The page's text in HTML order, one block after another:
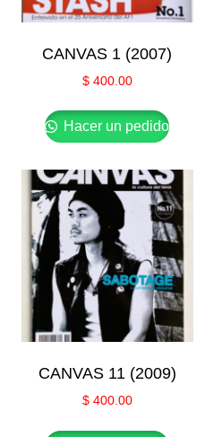
CANVAS 1 (2007)
$400.00
Hacer un pedido
CANVAS 11 (2009)
$400.00